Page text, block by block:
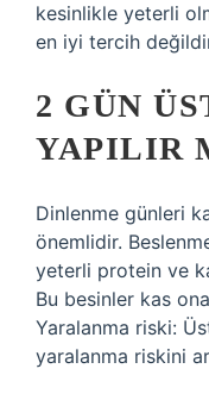
kesinlikle yeterli
en iyi tercih
2 GÜN
YAPILIR
Dinlenme günleri
önemlidir.
yeterli protein ve
Bu besinler kas
Yaralanma riski:
yaralanma riskini